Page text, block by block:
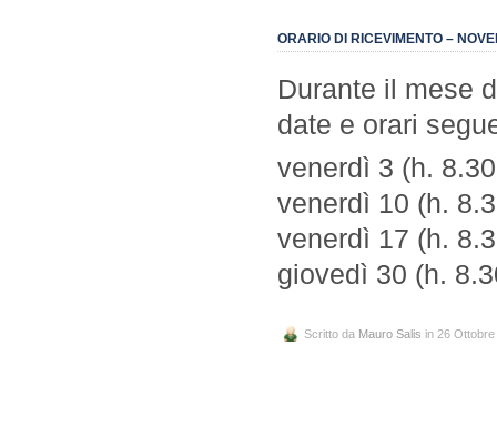
ORARIO DI RICEVIMENTO –
Durante il mese
date e orari
venerdì 3 (h.
venerdì 10 (h.
venerdì 17 (h.
giovedì 30 (h.
Scritto da Mauro Salis in 26